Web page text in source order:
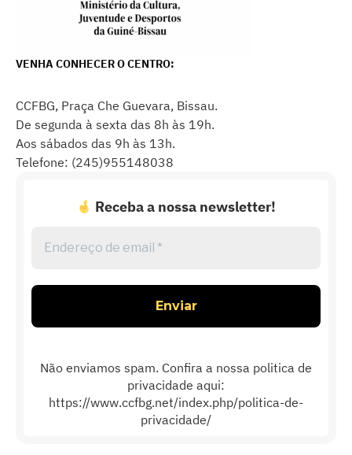
VENHA CONHECER O CENTRO:
CCFBG, Praça Che Guevara, Bissau.
De segunda à sexta das 8h às 19h.
Aos sábados das 9h às 13h.
Telefone: (245)955148038
Receba a nossa newsletter!
de
*
Não enviamos spam. Confira a nossa politica de
privacidade aqui:
https://www.ccfbg.net/index.php/politica-de-
privacidade/